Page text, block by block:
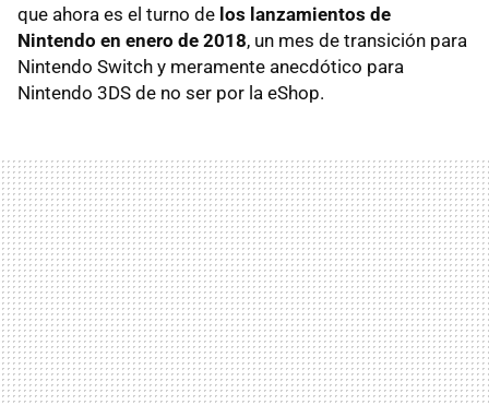
que ahora es el turno de los lanzamientos de
Nintendo en enero de 2018, un mes de transición para
Nintendo Switch y meramente anecdótico para
Nintendo 3DS de no ser por la eShop.